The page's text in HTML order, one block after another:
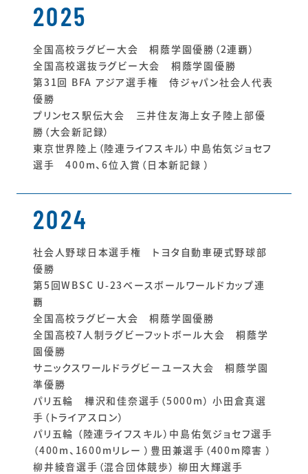
2025
全国高校ラグビー大会 桐蔭学園優勝（2連覇）
全国高校選抜ラグビー大会 桐蔭学園優勝
第31回 BFA アジア選手権 侍ジャパン社会人代表
優勝
プリンセス駅伝大会 三井住友海上女子陸上部優
勝（大会新記録）
東京世界陸上（陸連ライフスキル）中島佑気ジョセフ
選手 400m、6位入賞（日本新記録 ）
2024
社会人野球日本選手権 トヨタ自動車硬式野球部
優勝
第5回WBSC U-23ベースボールワールドカップ連
覇
全国高校ラグビー大会 桐蔭学園優勝
全国高校7人制ラグビーフットボール大会 桐蔭学
園優勝
サニックスワールドラグビーユース大会 桐蔭学園
準優勝
パリ五輪 樺沢和佳奈選手（5000m） 小田倉真選
手（トライアスロン）
パリ五輪 （陸連ライフスキル）中島佑気ジョセフ選手
（400m、1600mリレー ）豊田兼選手（400m障害 ）
柳井綾音選手（混合団体競歩） 柳田大輝選手